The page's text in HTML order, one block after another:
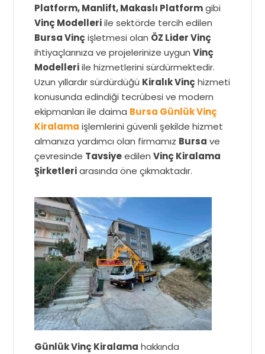
Platform, Manlift, Makaslı Platformgibi
Vinç Modelleriile sektörde tercih edilen
Bursa Vinçişletmesi olan ÖZ Lider Vinç
ihtiyaçlarınıza ve projelerinize uygunVinç
Modelleriile hizmetlerini sürdürmektedir.
Uzun yıllardır sürdürdüğü Kiralık Vinçhizmeti
konusunda edindiği tecrübesi ve modern
ekipmanları ile daima Bursa Günlük Vinç
Kiralama işlemlerini güvenli şekilde hizmet
almanıza yardımcı olan firmamız Bursa ve
çevresinde TavsiyeedilenVinç Kiralama
Şirketleriarasında öne çıkmaktadır.
Günlük Vinç Kiralama hakkında